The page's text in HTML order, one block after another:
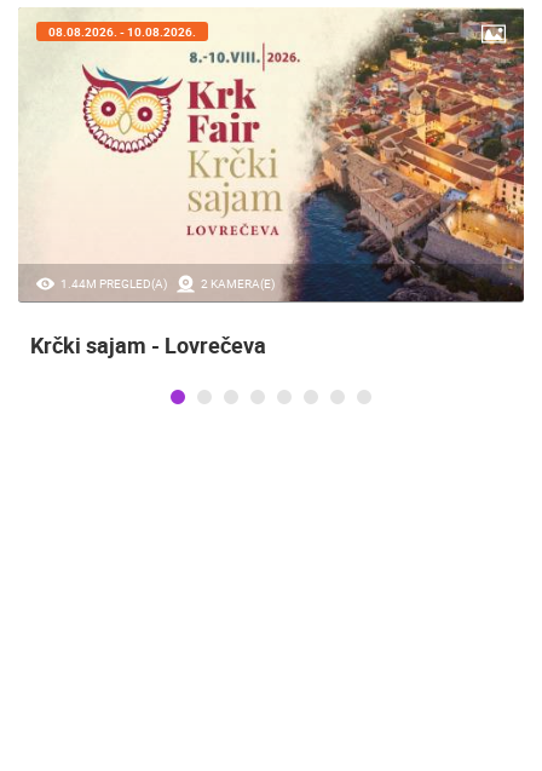
1.44M PREGLED(A) 2 KAMERA(E)
08.08.2026. - 10.08.2026.
Krčki sajam - Lovrečeva